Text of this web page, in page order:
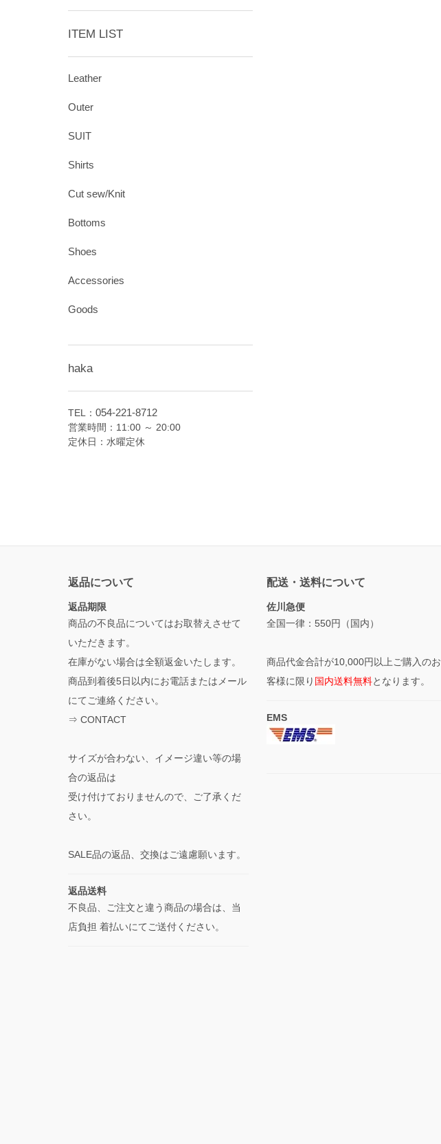
ITEM LIST
Leather
Outer
SUIT
Shirts
Cut sew/Knit
Bottoms
Shoes
Accessories
Goods
haka
TEL： 054-221-8712
営業時間：11:00 ～ 20:00
定休日：水曜定休
返品について
返品期限
商品の不良品についてはお取替えさせて
いただきます。
在庫がない場合は全額返金いたします。
商品到着後5日以内にお電話またはメール
にてご連絡ください。
⇒ CONTACT
サイズが合わない、イメージ違い等の場
合の返品は
受け付けておりませんので、ご了承くだ
さい。
SALE品の返品、交換はご遠慮願います。
返品送料
不良品、ご注文と違う商品の場合は、当
店負担 着払いにてご送付ください。
配送・送料について
佐川急便
全国一律：550円（国内）
商品代金合計が10,000円以上ご購入のお
客様に限り 国内送料無料となります。
EMS